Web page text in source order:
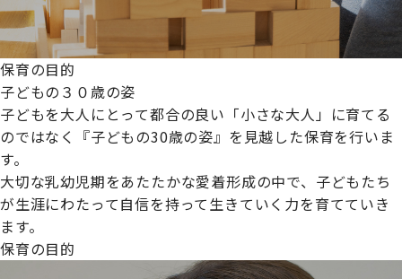
プライムスターほいくえんグループは女性が安心して働き
続けられる環境づくりに取り組んでおり、厚生労働省の
【えるぼし認定(☆☆)】
保育の目的
子どもの３０歳の姿
子どもを大人にとって都合の良い「小さな大人」に育てる
のではなく『子どもの30歳の姿』を見越した保育を行いま
す。
大切な乳幼児期をあたたかな愛着形成の中で、子どもたち
が生涯にわたって自信を持って生きていく力を育てていき
ます。
保育の目的